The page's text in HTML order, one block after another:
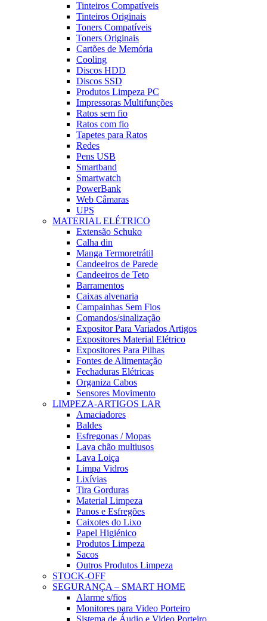
Tinteiros Compatíveis
Tinteiros Originais
Toners Compatíveis
Toners Originais
Cartões de Memória
Cooling
Discos HDD
Discos SSD
Produtos Limpeza PC
Impressoras Multifunções
Ratos sem fio
Ratos com fio
Tapetes para Ratos
Redes
Pens USB
Smartband
Smartwatch
PowerBank
Web Câmaras
UPS
MATERIAL ELÉTRICO
Extensão Schuko
Calha din
Manga Termoretrátil
Candeeiros de Parede
Candeeiros de Teto
Barramentos
Caixas alvenaria
Campainhas Sem Fios
Comandos/sinalização
Expositor Para Variados Artigos
Expositores Material Elétrico
Expositores Para Pilhas
Fontes de Alimentação
Fechaduras Elétricas
Organiza Cabos
Sensores Movimento
LIMPEZA-ARTIGOS LAR
Amaciadores
Baldes
Esfregonas / Mopas
Lava chão multiusos
Lava Loiça
Limpa Vidros
Lixívias
Tira Gorduras
Material Limpeza
Panos e Esfregões
Caixotes do Lixo
Papel Higiénico
Produtos Limpeza
Sacos
Outros Produtos Limpeza
STOCK-OFF
SEGURANÇA – SMART HOME
Alarme s/fios
Monitores para Video Porteiro
Sistema de Áudio e Video Porteiro